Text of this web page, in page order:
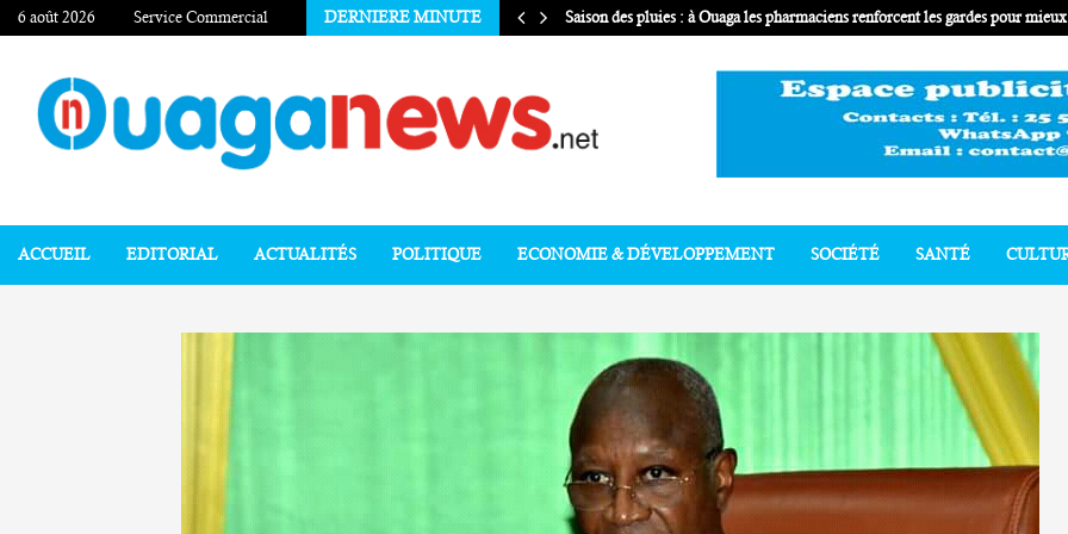
6 août 2026 Service Commercial DERNIERE MINUTE Saison des pluies : à Ouaga les pharmaciens renforcent les gardes pour
ACCUEIL EDITORIAL ACTUALITÉS POLITIQUE ECONOMIE & DÉVELOPPEMENT SOCIÉTÉ SANTÉ